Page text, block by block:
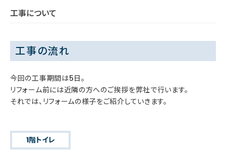
工事について
工事の流れ
今回の工事期間は5日。
リフォーム前には近隣の方へのご挨拶を弊社で行います。
それでは、リフォームの様子をご紹介していきます。
1階トイレ